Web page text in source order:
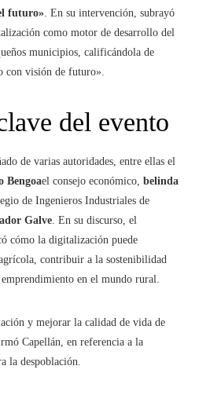
futuro». En su intervención, subrayó
como motor de desarrollo del
municipios, calificándola de
con visión de futuro».
del evento
de varias autoridades, entre ellas el
Bengoael consejo económico, belinda
de Ingenieros Industriales de
Galve. En su discurso, el
cómo la digitalización puede
contribuir a la sostenibilidad
en el mundo rural.
y mejorar la calidad de vida de
Capellán, en referencia a la
la despoblación.